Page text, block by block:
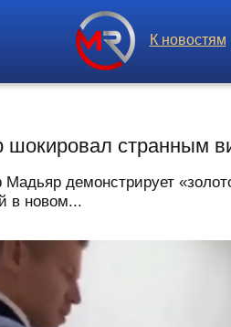
К новостям
странным
демонстрирует
в новом...